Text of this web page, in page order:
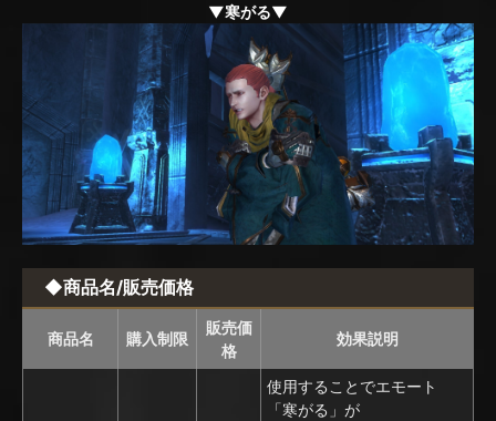
▼寒がる▼
◆商品名/販売価格
商品名 購入制限
販売価
格
効果説明
使用することでエモート
「寒がる」が